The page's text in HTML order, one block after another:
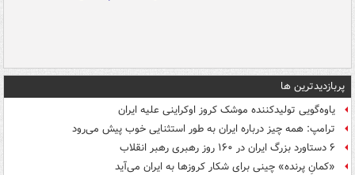
پربازدیدترین ها
یاوه‌گویی تولیدکننده موشک کروز اوکراینی علیه ایران
ترامپ: همه چیز درباره ایران به طور استثنایی خوب پیش می‌رود
۶ دستاورد بزرگ ایران در ۱۶۰ روز رهبری رهبر انقلاب
«کمانِ پرنده» چینی برای شکار کروزها به ایران می‌آید